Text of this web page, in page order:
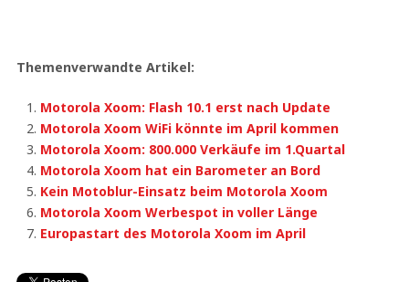
Themenverwandte Artikel:
Motorola Xoom: Flash 10.1 erst nach Update
Motorola Xoom WiFi könnte im April kommen
Motorola Xoom: 800.000 Verkäufe im 1.Quartal
Motorola Xoom hat ein Barometer an Bord
Kein Motoblur-Einsatz beim Motorola Xoom
Motorola Xoom Werbespot in voller Länge
Europastart des Motorola Xoom im April